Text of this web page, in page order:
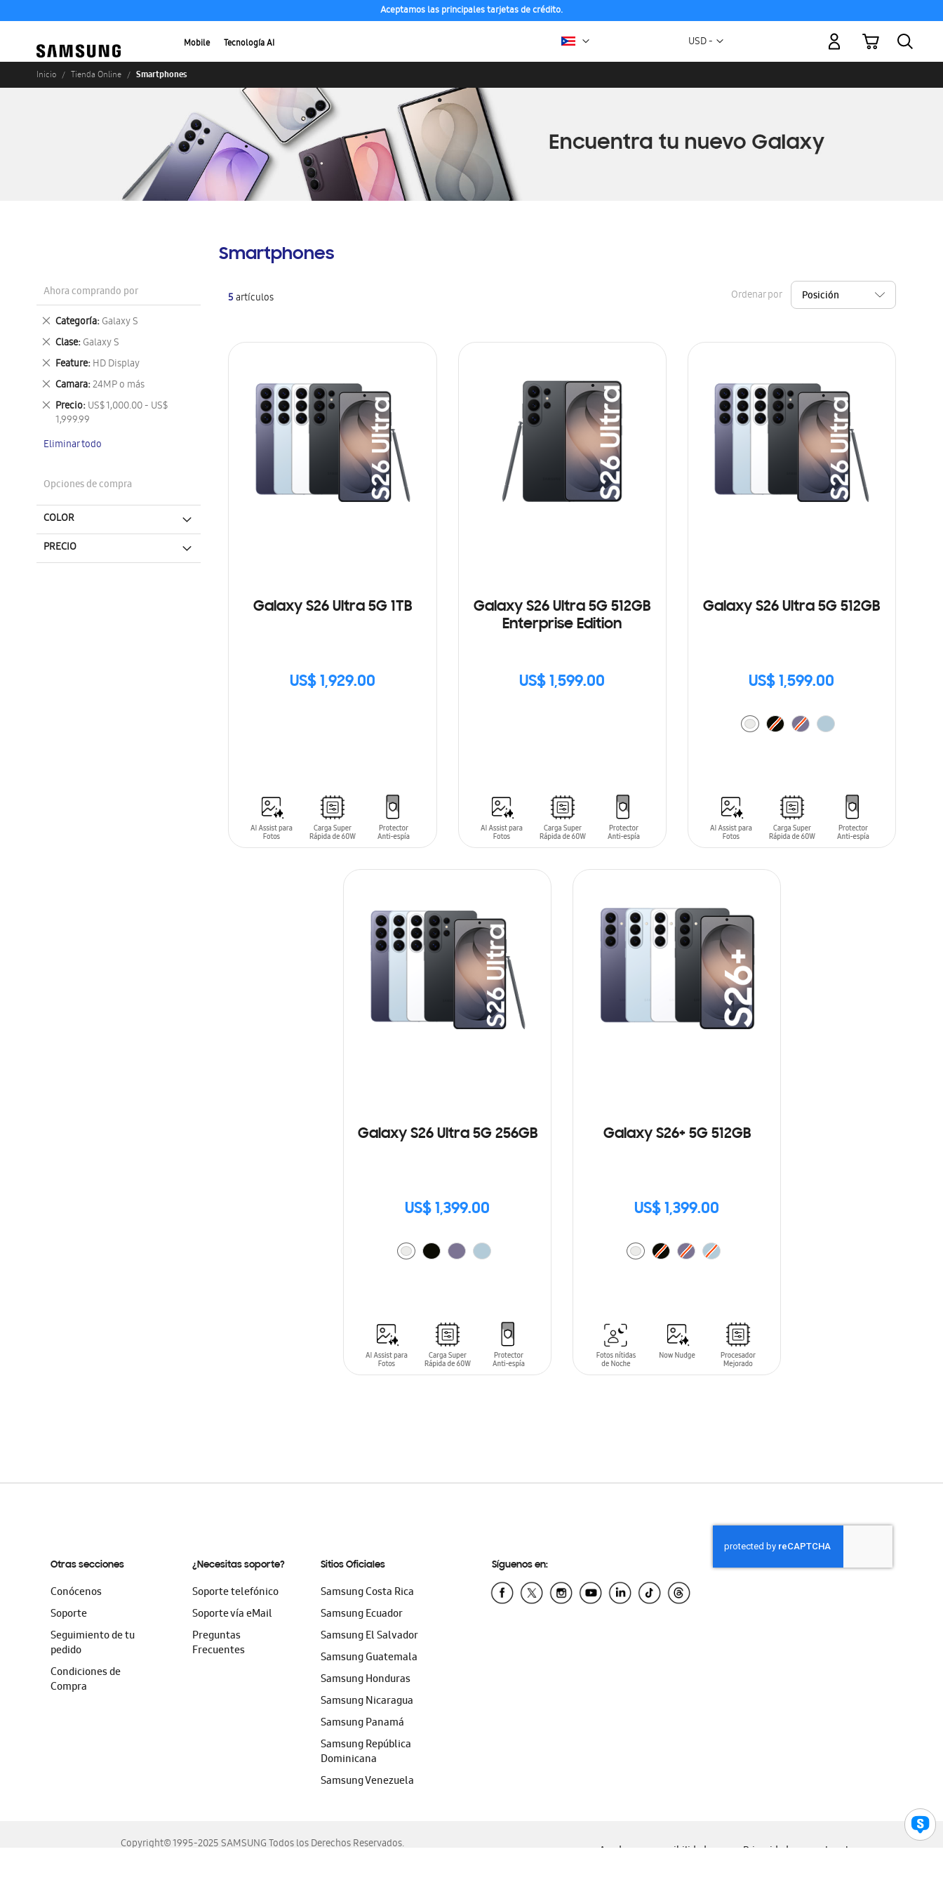
Aceptamos las principales tarjetas de crédito.
Mobile Tecnología AI Moneda
USD -
Mi carrito
Inicio Tienda Online Smartphones
Smartphones
5artículos Ordenar por
Galaxy S26 Ultra 5G 1TB
US$ 1,929.00
SIN
Galaxy S26 Ultra 5G 512GB
Enterprise Edition
US$ 1,599.00
SIN
Galaxy S26 Ultra 5G 512GB
US$ 1,599.00
Galaxy S26 Ultra 5G 256GB
US$ 1,399.00
Galaxy S26+ 5G 512GB
US$ 1,399.00
Ahora comprando por
Categoría Galaxy S
Eliminar
este
artículo
Clase Galaxy S
Eliminar
este
artículo
Feature HD Display
Eliminar
este
artículo
Camara 24MP o más
Eliminar
este
artículo
Precio US$ 1,000.00 - US$
1,999.99
Eliminar
este
Eliminar todo
Opciones de compra
COLOR
PRECIO
Otras secciones
Conócenos
Soporte
Seguimiento de tu
pedido
Condiciones de
Compra
¿Necesitas soporte?
Soporte telefónico
Soporte vía eMail
Preguntas
Frecuentes
Sitios Oficiales
Samsung Costa Rica
Samsung Ecuador
Samsung El Salvador
Samsung Guatemala
Samsung Honduras
Samsung Nicaragua
Samsung Panamá
Samsung República
Dominicana
Samsung Venezuela
Síguenos en:
Copyright© 1995-2025 SAMSUNG Todos los Derechos Reservados.
Ayuda para accesibilidad Privacidad Legal